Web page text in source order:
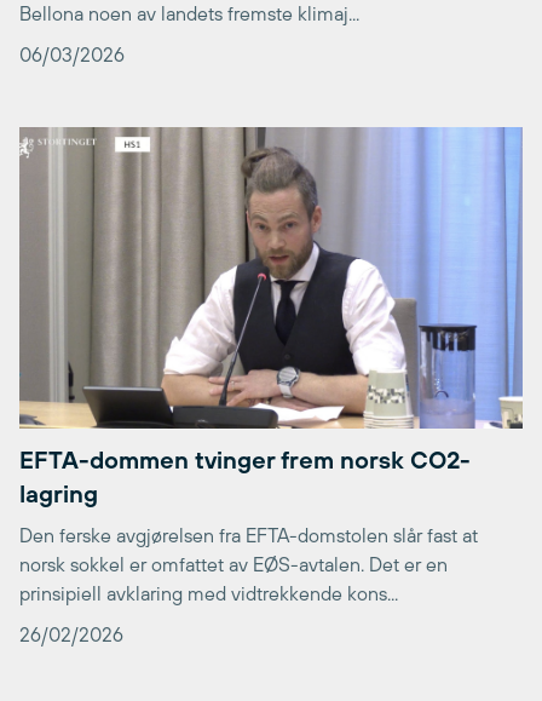
Bellona noen av landets fremste klimaj...
06/03/2026
EFTA-dommen tvinger frem norsk CO2-
lagring
Den ferske avgjørelsen fra EFTA-domstolen slår fast at
norsk sokkel er omfattet av EØS-avtalen. Det er en
prinsipiell avklaring med vidtrekkende kons...
26/02/2026